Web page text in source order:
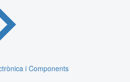
i Components